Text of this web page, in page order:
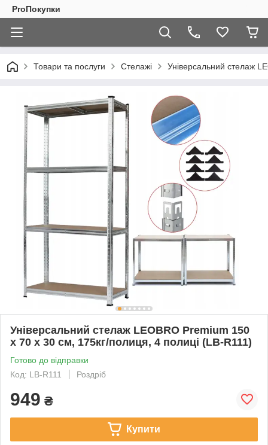
ProПокупки
Товари та послуги Стелажі Універсальний стелаж
Універсальний стелаж LEOBRO Premium 150
х 70 х 30 см, 175кг/полиця, 4 полиці (LB-R111)
Готово до відправки
Код: LB-R111
Роздріб
949 ₴
Купити